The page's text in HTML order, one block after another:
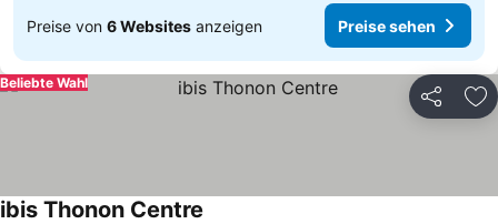
Preise von 6 Websites anzeigen Preise sehen
Teilen
Beliebte Wahl
ibis Thonon Centre